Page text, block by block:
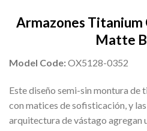
Armazones Titanium
Matte
Model Code:OX5128-0352
Este diseño semi-sin montura
con matices de sofisticación, y
arquitectura de vástago agregan